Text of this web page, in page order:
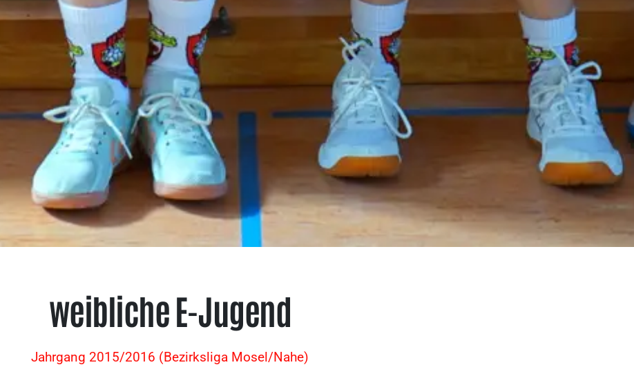
weibliche E-Jugend
Jahrgang 2015/2016 (Bezirksliga Mosel/Nahe)